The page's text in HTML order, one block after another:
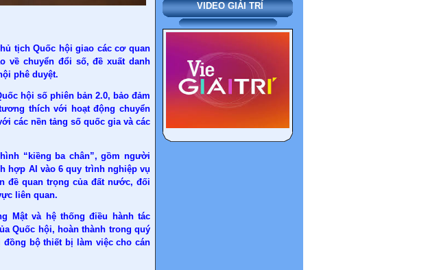
VIDEO GIẢI TRÍ
tịch Quốc hội giao các cơ quan
về chuyển đổi số, đề xuất danh
phê duyệt.
hội số phiên bản 2.0, bảo đảm
thích với hoạt động chuyển
các nền tảng số quốc gia và các
“kiềng ba chân”, gồm người
hợp AI vào 6 quy trình nghiệp vụ
đề quan trọng của đất nước, đối
liên quan.
Mật và hệ thống điều hành tác
Quốc hội, hoàn thành trong quý
đồng bộ thiết bị làm việc cho cán